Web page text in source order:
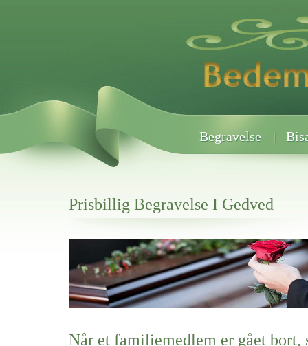
Begravelse
Prisbillig Begravelse I Gedved
Her hos os får du altid en god afslutning når det gælder
Prisbillig Begravelse I Gedved
vi hjælper i alle faser af begravelsel
Når et familiemedlem er gået bort,